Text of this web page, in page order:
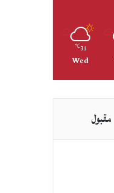
31
℃
Wed
مقبول